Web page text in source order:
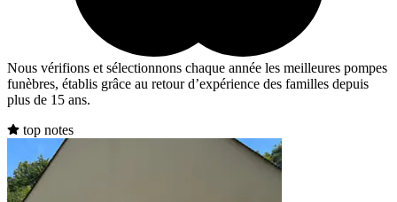
Nous vérifions et sélectionnons chaque année les meilleures pompes
funèbres, établis grâce au retour d’expérience des familles depuis
plus de 15 ans.
top notes